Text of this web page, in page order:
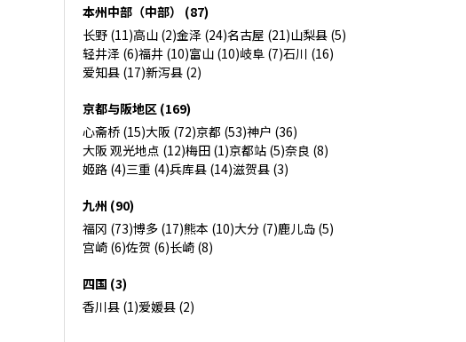
本州中部（中部） (87)
长野 (11)高山 (2)金泽 (24)名古屋 (21)山梨县 (5)
轻井泽 (6)福井 (10)富山 (10)岐阜 (7)石川 (16)
爱知县 (17)新泻县 (2)
京都与阪地区 (169)
心斋桥 (15)大阪 (72)京都 (53)神户 (36)
大阪 观光地点 (12)梅田 (1)京都站 (5)奈良 (8)
姬路 (4)三重 (4)兵库县 (14)滋贺县 (3)
九州 (90)
福冈 (73)博多 (17)熊本 (10)大分 (7)鹿儿岛 (5)
宫崎 (6)佐贺 (6)长崎 (8)
四国 (3)
香川县 (1)爱媛县 (2)